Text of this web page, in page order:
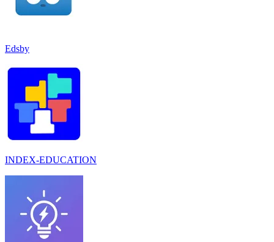
Edsby
INDEX-EDUCATION